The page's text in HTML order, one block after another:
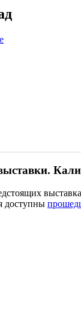
доступны